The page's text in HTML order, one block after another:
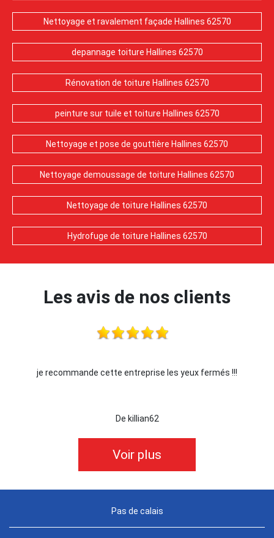
Nettoyage et ravalement façade Hallines 62570
depannage toiture Hallines 62570
Rénovation de toiture Hallines 62570
peinture sur tuile et toiture Hallines 62570
Nettoyage et pose de gouttière Hallines 62570
Nettoyage demoussage de toiture Hallines 62570
Nettoyage de toiture Hallines 62570
Hydrofuge de toiture Hallines 62570
Les avis de nos clients
je recommande cette entreprise les yeux fermés !!!
De killian62
Voir plus
Pas de calais